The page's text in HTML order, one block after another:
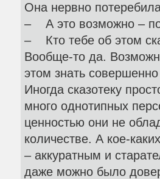
Она нервно
– А это возможно –
– Кто тебе об этом
Вообще-то да.
этом знать
Иногда сказотеку
много однотипных
ценностью они не
количестве. А кое-
– аккуратным и
даже можно было